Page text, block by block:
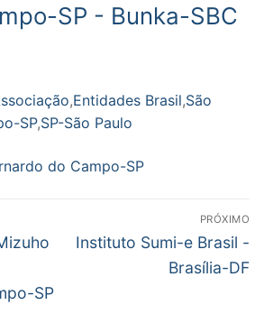
SP - Bunka-SBC
,Entidades Brasil,São
SP,SP-São Paulo
do Campo-SP
SP
PRÓXIMO
Próximo
Instituto Sumi-e Brasil -
Brasília-DF